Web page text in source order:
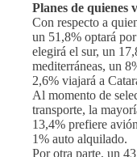
Planes de
Con respecto a
un 51,8% optará
elegirá el sur, un
mediterráneas, un
2,6% viajará a
Al momento de
transporte, la
13,4% prefiere
1% auto alquilado.
Por otra parte, un